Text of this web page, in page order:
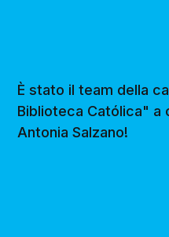
È stato il team della
Biblioteca Católica" a
Antonia Salzano!